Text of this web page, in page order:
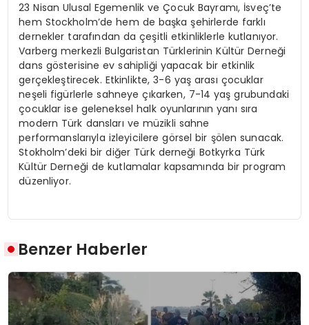
23 Nisan Ulusal Egemenlik ve Çocuk Bayramı, İsveç’te
hem Stockholm’de hem de başka şehirlerde farklı
dernekler tarafından da çeşitli etkinliklerle kutlanıyor.
Varberg merkezli Bulgaristan Türklerinin Kültür Derneği
dans gösterisine ev sahipliği yapacak bir etkinlik
gerçekleştirecek. Etkinlikte, 3-6 yaş arası çocuklar
neşeli figürlerle sahneye çıkarken, 7-14 yaş grubundaki
çocuklar ise geleneksel halk oyunlarının yanı sıra
modern Türk dansları ve müzikli sahne
performanslarıyla izleyicilere görsel bir şölen sunacak.
Stokholm’deki bir diğer Türk derneği Botkyrka Türk
Kültür Derneği de kutlamalar kapsamında bir program
düzenliyor.
Benzer Haberler